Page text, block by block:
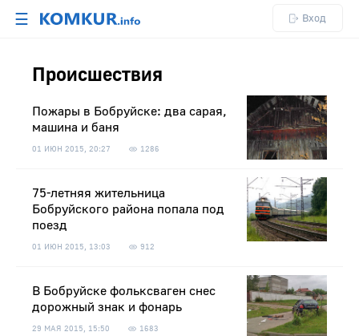
☰ Вход
Происшествия
Пожары в Бобруйске: два сарая,
машина и баня
01 ИЮН 2015, 20:27 1286
75-летняя жительница
Бобруйского района попала под
поезд
01 ИЮН 2015, 13:03 912
В Бобруйске фольксваген снес
дорожный знак и фонарь
29 МАЯ 2015, 15:50 1683